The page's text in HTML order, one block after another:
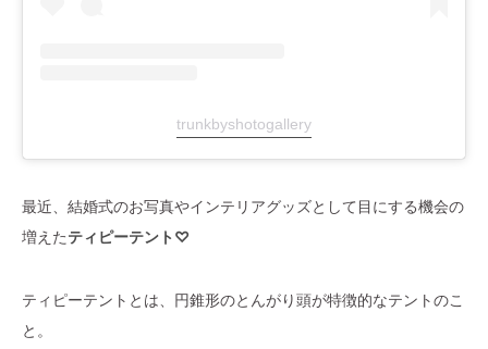
trunkbyshotogallery
最近、結婚式のお写真やインテリアグッズとして目にする機会の
増えたティピーテント♡
ティピーテントとは、円錐形のとんがり頭が特徴的なテントのこ
と。